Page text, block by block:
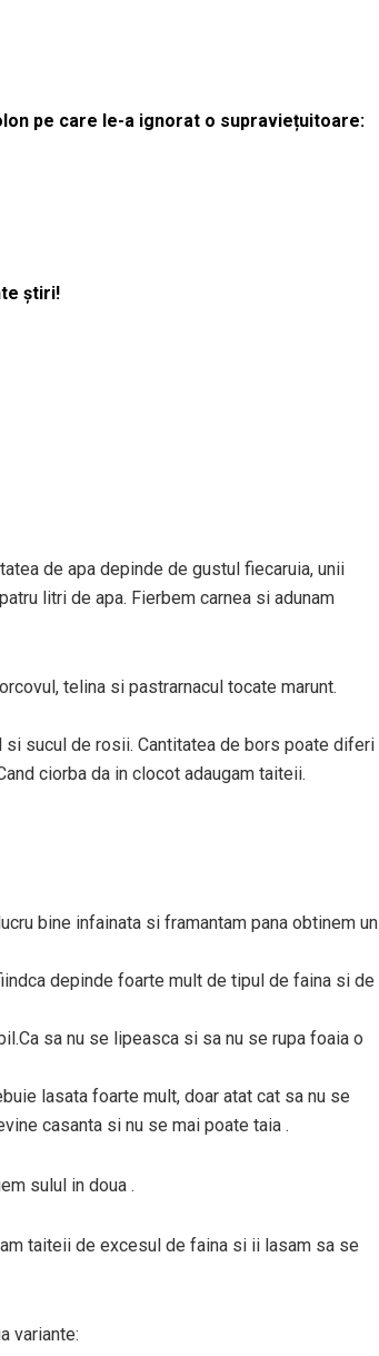
pe care le-a ignorat o supraviețuitoare:
știri!
de apa depinde de gustul fiecaruia, unii
litri de apa. Fierbem carnea si adunam
telina si pastrarnacul tocate marunt.
sucul de rosii. Cantitatea de bors poate diferi
ciorba da in clocot adaugam taiteii.
bine infainata si framantam pana obtinem un
depinde foarte mult de tipul de faina si de
sa nu se lipeasca si sa nu se rupa foaia o
lasata foarte mult, doar atat cat sa nu se
casanta si nu se mai poate taia .
sulul in doua .
taiteii de excesul de faina si ii lasam sa se
variante: